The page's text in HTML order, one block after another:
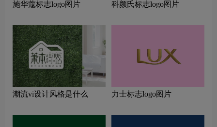
施华蔻标志logo图片 科颜氏标志logo图片
潮流vi设计风格是什么 力士标志logo图片